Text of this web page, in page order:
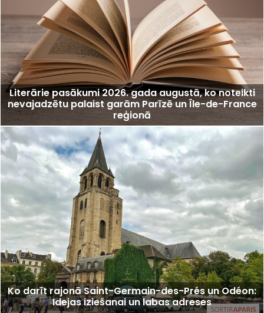
Literārie pasākumi 2026. gada augustā, ko noteikti
nevajadzētu palaist garām Parīzē un Île-de-France
reģionā
Ko darīt rajonā Saint-Germain-des-Prés un Odéon:
Idejas iziešanai un labas adreses